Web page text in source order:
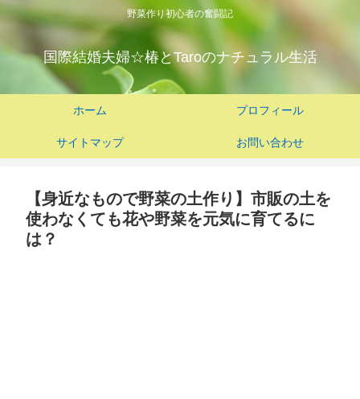
野菜作り初心者の奮闘記
国際結婚夫婦☆椿とTaroのナチュラル生活
ホーム プロフィール
サイトマップ お問い合わせ
【身近なもので野菜の土作り】市販の土を
使わなくても花や野菜を元気に育てるに
は？